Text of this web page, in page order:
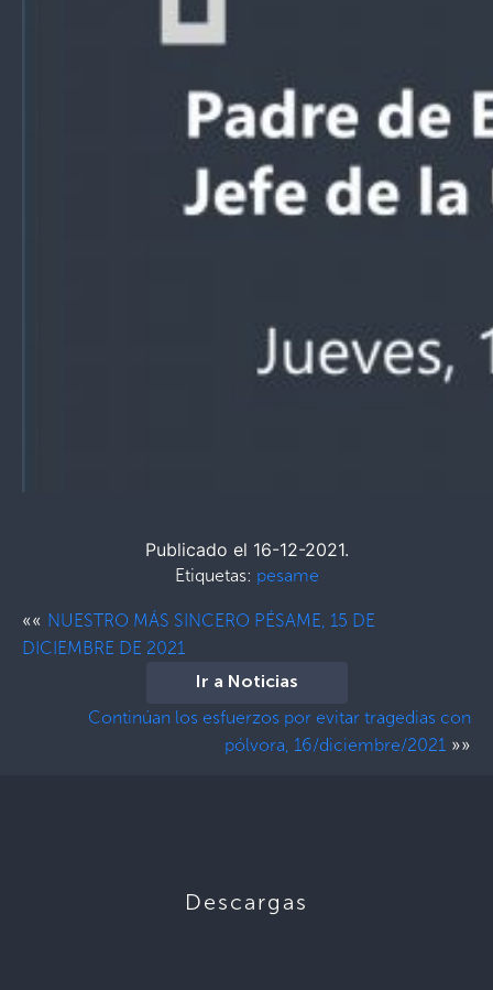
Publicado el 16-12-2021.
Etiquetas: pesame
«« NUESTRO MÁS SINCERO PÉSAME, 15 DE
DICIEMBRE DE 2021
Ir a Noticias
Continúan los esfuerzos por evitar tragedias con
pólvora, 16/diciembre/2021 »»
Descargas